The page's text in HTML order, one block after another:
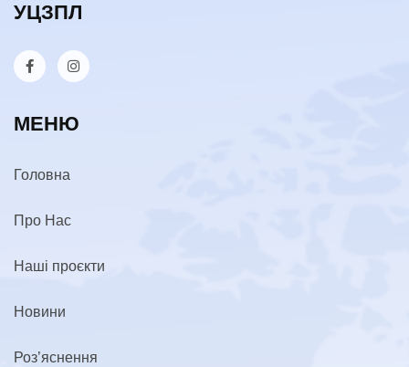
УЦЗПЛ
МЕНЮ
Головна
Про Нас
Наші проєкти
Новини
Роз’яснення